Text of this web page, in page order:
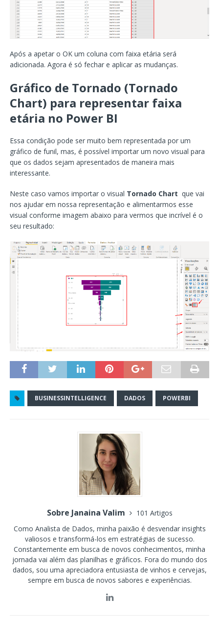
Após a apetar o OK um coluna com faixa etária será
adicionada. Agora é só fechar e aplicar as mudanças.
Gráfico de Tornado (Tornado
Chart) para representar faixa
etária no Power BI
Essa condição pode ser muito bem representada por um
gráfico de funil, mas, é possível importar um novo visual para
que os dados sejam apresentados de maneira mais
interessante.
Neste caso vamos importar o visual Tornado Chart que vai
nos ajudar em nossa representação e alimentarmos esse
visual conforme imagem abaixo para vermos que incrível é o
seu resultado:
BUSINESSINTELLIGENCE DADOS POWERBI
Sobre Janaina Valim
101 Artigos
Como Analista de Dados, minha paixão é desvendar insights
valiosos e transformá-los em estratégias de sucesso.
Constantemente em busca de novos conhecimentos, minha
jornada vai além das planilhas e gráficos. Fora do mundo dos
dados, sou uma apreciadora entusiasta de vinhos e cervejas,
sempre em busca de novos sabores e experiências.